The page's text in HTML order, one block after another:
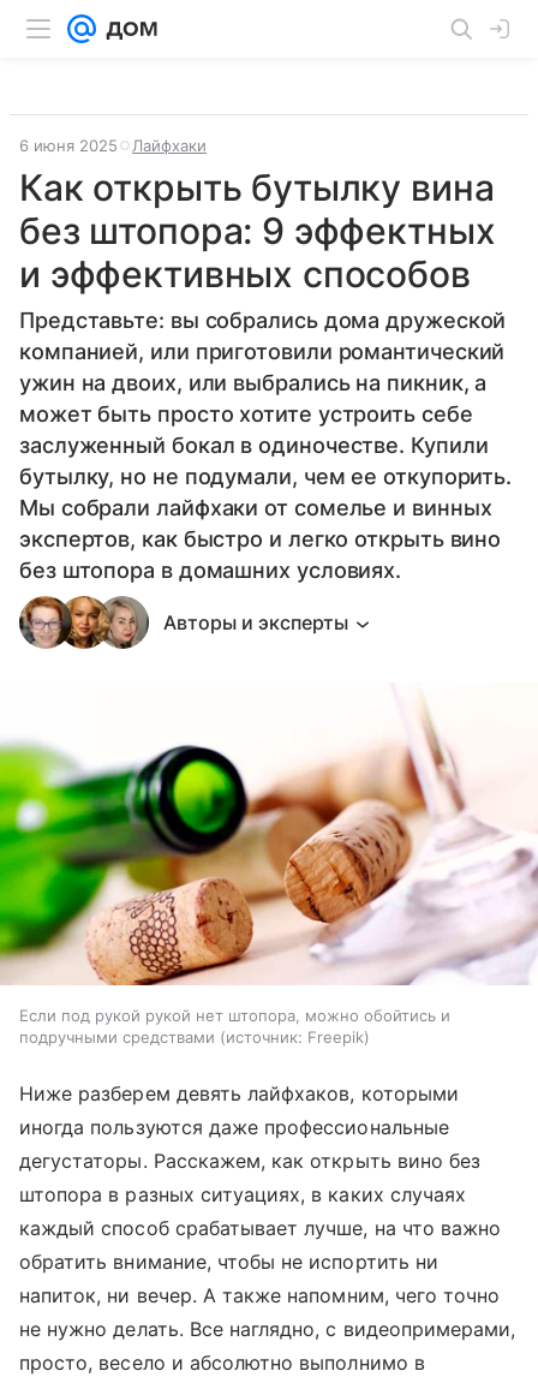
6 июня 2025 Лайфхаки
Как открыть бутылку вина
без штопора: 9 эффектных
и эффективных способов
Представьте: вы собрались дома дружеской
компанией, или приготовили романтический
ужин на двоих, или выбрались на пикник, а
может быть просто хотите устроить себе
заслуженный бокал в одиночестве. Купили
бутылку, но не подумали, чем ее откупорить.
Мы собрали лайфхаки от сомелье и винных
экспертов, как быстро и легко открыть вино
без штопора в домашних условиях.
Авторы и эксперты
Если под рукой рукой нет штопора, можно обойтись и
подручными средствами
источник: Freepik
Ниже разберем девять лайфхаков, которыми
иногда пользуются даже профессиональные
дегустаторы. Расскажем, как открыть вино без
штопора в разных ситуациях, в каких случаях
каждый способ срабатывает лучше, на что важно
обратить внимание, чтобы не испортить ни
напиток, ни вечер. А также напомним, чего точно
не нужно делать. Все наглядно, с видеопримерами,
просто, весело и абсолютно выполнимо в